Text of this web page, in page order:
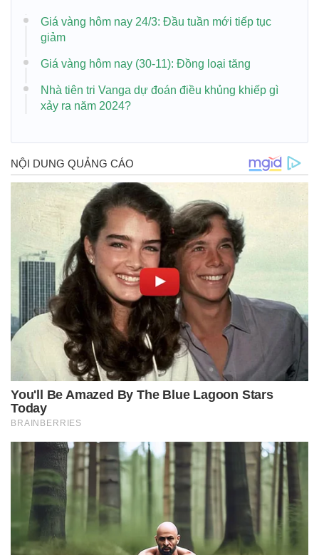
Giá vàng hôm nay 24/3: Đầu tuần mới tiếp tục
giảm
Giá vàng hôm nay (30-11): Đồng loại tăng
Nhà tiên tri Vanga dự đoán điều khủng khiếp gì
xảy ra năm 2024?